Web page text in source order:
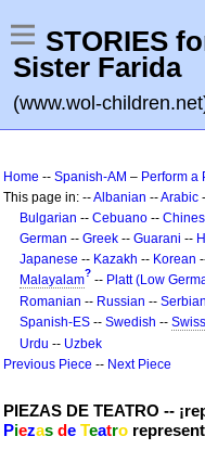
STORIES
Sister Farida
(www.wol-
Home -- Spanish-AM – Perform a
This page in: --Albanian --Arabic
Bulgarian -- Cebuano --
German -- Greek -- Guarani --
Japanese -- Kazakh -- Korean
Malayalam? -- Platt (Low
Romanian -- Russian -- Serbian
Spanish-ES -- Swedish --
Urdu -- Uzbek
Previous Piece -- Next Piece
PIEZAS DE TEATRO --
Piezas de Teatro